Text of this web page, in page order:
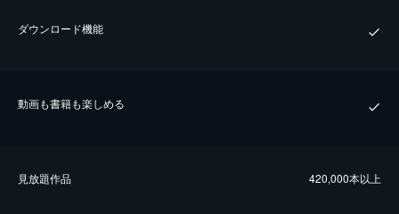
ダウンロード機能
動画も書籍も楽しめる
⾒放題作品 420,000本以上